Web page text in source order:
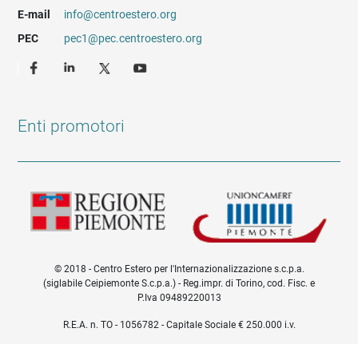
E-mail
info@centroestero.org
PEC
pec1@pec.centroestero.org
Enti promotori
Informazioni legali e trasparenza
© 2018 - Centro Estero per l'Internazionalizzazione s.c.p.a.
(siglabile Ceipiemonte S.c.p.a.) - Reg.impr. di Torino, cod. Fisc. e
P.Iva 09489220013
R.E.A. n. TO - 1056782 - Capitale Sociale € 250.000 i.v.